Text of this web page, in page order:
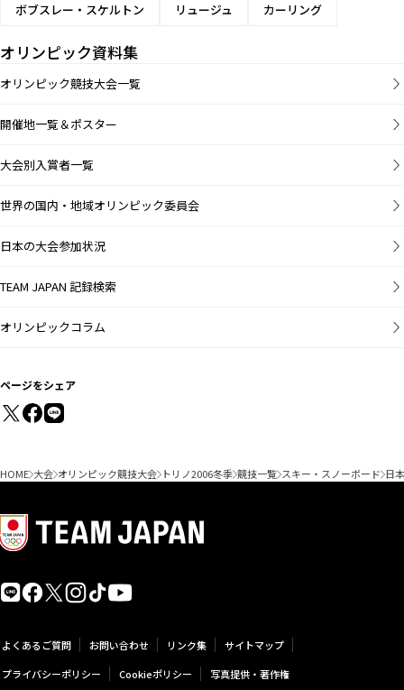
ボブスレー・スケルトン
リュージュ カーリング
オリンピック資料集
オリンピック競技大会一覧
開催地一覧＆ポスター
大会別入賞者一覧
世界の国内・地域オリンピック委員会
日本の大会参加状況
TEAM JAPAN 記録検索
オリンピックコラム
ページをシェア
HOME 大会 オリンピック競技大会 トリノ2006冬季 競技一覧 スキー・スノーボード 日
よくあるご質問 お問い合わせ リンク集
サイトマップ
プライバシーポリシー
Cookieポリシー 写真提供・著作権